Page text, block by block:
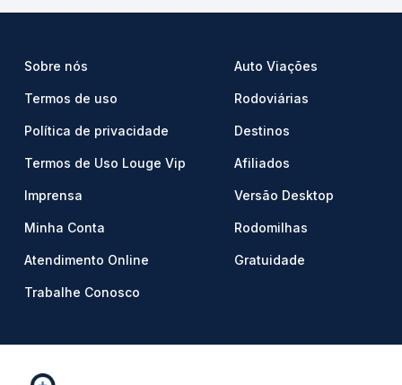
Sobre nós
Termos de uso
Política de privacidade
Termos de Uso Louge Vip
Imprensa
Minha Conta
Atendimento Online
Trabalhe Conosco
Auto Viações
Rodoviárias
Destinos
Afiliados
Versão Desktop
Rodomilhas
Gratuidade